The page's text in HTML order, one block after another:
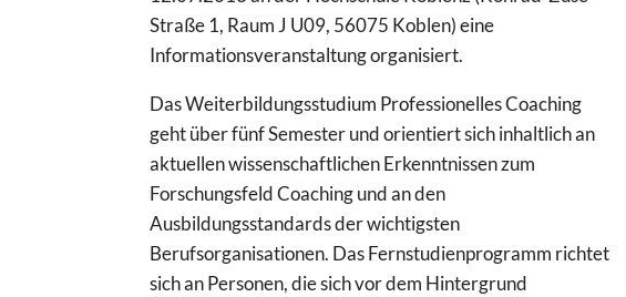
Straße 1, Raum J U09, 56075 Koblen) eine
Informationsveranstaltung organisiert.
Das Weiterbildungsstudium Professionelles Coaching
geht über fünf Semester und orientiert sich inhaltlich an
aktuellen wissenschaftlichen Erkenntnissen zum
Forschungsfeld Coaching und an den
Ausbildungsstandards der wichtigsten
Berufsorganisationen. Das Fernstudienprogramm richtet
sich an Personen, die sich vor dem Hintergrund